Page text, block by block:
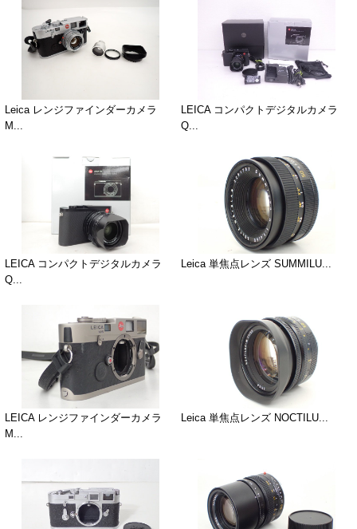
Leica レンジファインダーカメラ
M...
LEICA コンパクトデジタルカメラ
Q...
LEICA コンパクトデジタルカメラ
Q...
Leica 単焦点レンズ SUMMILU...
LEICA レンジファインダーカメラ
M...
Leica 単焦点レンズ NOCTILU...